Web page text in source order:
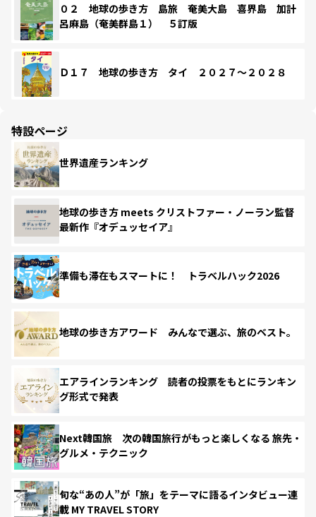
０２ 地球の歩き方 島旅 奄美大島 喜界島 加計
呂麻島（奄美群島１） ５訂版
Ｄ１７ 地球の歩き方 タイ ２０２７～２０２８
特設ページ
世界遺産ランキング
地球の歩き方 meets クリストファー・ノーラン監督
最新作『オデュッセイア』
準備も滞在もスマートに！ トラベルハック2026
地球の歩き方アワード みんなで選ぶ、旅のベスト。
エアラインランキング 読者の投票をもとにランキン
グ形式で発表
Next韓国旅 次の韓国旅行がもっと楽しくなる 旅先・
グルメ・テクニック
旬な“あの人”が「旅」をテーマに語るインタビュー連
載 MY TRAVEL STORY